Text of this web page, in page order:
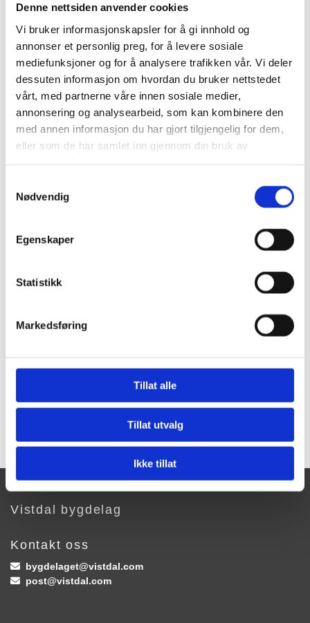
Denne nettsiden anvender cookies
Vi bruker informasjonskapsler for å gi innhold og
annonser et personlig preg, for å levere sosiale
mediefunksjoner og for å analysere trafikken vår. Vi deler
dessuten informasjon om hvordan du bruker nettstedet
vårt, med partnerne våre innen sosiale medier,
annonsering og analysearbeid, som kan kombinere den
med annen informasjon du har gjort tilgjengelig for dem,
eller som de har samlet inn gjennom din bruk av
Nødvendig
Egenskaper
Statistikk
Markedsføring
Tillat alle
Tillat utvalg
Ikke tillat
Vistdal bygdelag
Kontakt oss
 bygdelaget@vistdal.com
 post@vistdal.com